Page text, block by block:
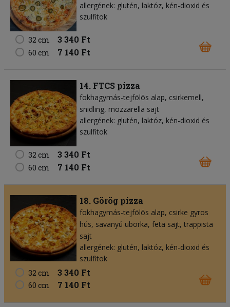
allergének: glutén, laktóz, kén-dioxid és
szulfitok
32 cm 3 340 Ft
60 cm 7 140 Ft
14. FTCS pizza
fokhagymás-tejfölös alap csirkemell
snidling mozzarella sajt
allergének: glutén, laktóz, kén-dioxid és
szulfitok
32 cm 3 340 Ft
60 cm 7 140 Ft
18. Görög pizza
fokhagymás-tejfölös alap csirke gyros
hús savanyú uborka feta sajt trappista
sajt
allergének: glutén, laktóz, kén-dioxid és
szulfitok
32 cm
3 340 Ft
60 cm 7 140 Ft